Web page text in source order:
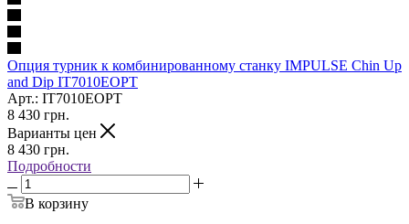
Опция турник к комбинированному станку IMPULSE Chin Up
and Dip IT7010EOPT
Арт.: IT7010EOPT
8 430 грн.
Варианты цен
8 430 грн.
Подробности
В корзину